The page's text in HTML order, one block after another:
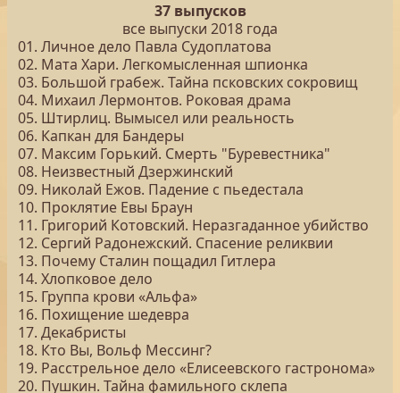
37 выпусков
все выпуски 2018 года
01. Личное дело Павла Судоплатова
02. Мата Хари. Легкомысленная шпионка
03. Большой грабеж. Тайна псковских сокровищ
04. Михаил Лермонтов. Роковая драма
05. Штирлиц. Вымысел или реальность
06. Капкан для Бандеры
07. Максим Горький. Смерть "Буревестника"
08. Неизвестный Дзержинский
09. Николай Ежов. Падение с пьедестала
10. Проклятие Евы Браун
11. Григорий Котовский. Неразгаданное убийство
12. Сергий Радонежский. Спасение реликвии
13. Почему Сталин пощадил Гитлера
14. Хлопковое дело
15. Группа крови «Альфа»
16. Похищение шедевра
17. Декабристы
18. Кто Вы, Вольф Мессинг?
19. Расстрельное дело «Елисеевского гастронома»
20. Пушкин. Тайна фамильного склепа